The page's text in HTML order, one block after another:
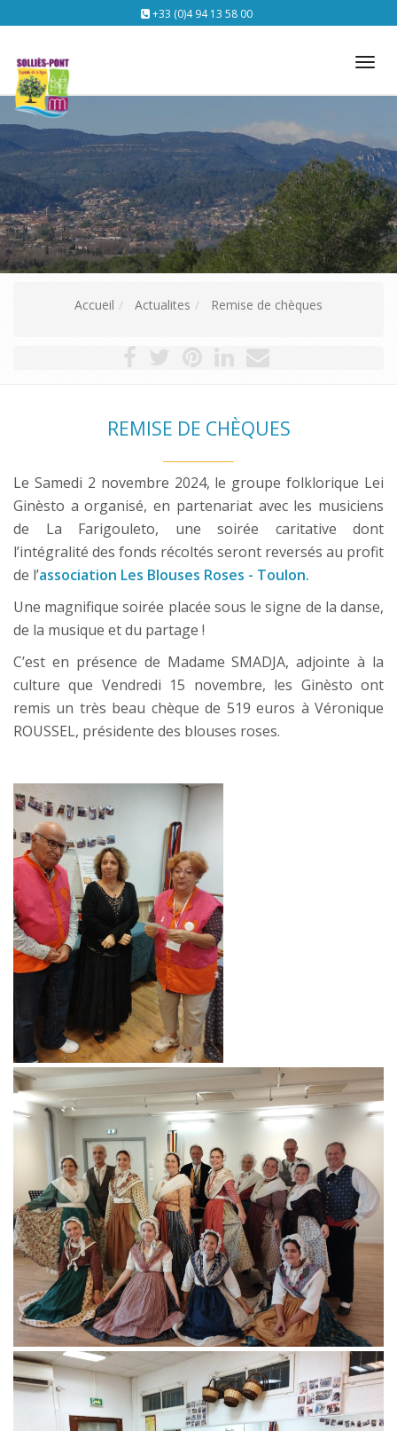
+33 (0)4 94 13 58 00
Accueil Actualites Remise de chèques
REMISE DE CHÈQUES
Le Samedi 2 novembre 2024, le groupe folklorique Lei
Ginèsto a organisé, en partenariat avec les musiciens
de La Farigouleto, une soirée caritative dont
l’intégralité des fonds récoltés seront reversés au profit
de l’association Les Blouses Roses - Toulon.
Une magnifique soirée placée sous le signe de la danse,
de la musique et du partage !
C’est en présence de Madame SMADJA, adjointe à la
culture que Vendredi 15 novembre, les Ginèsto ont
remis un très beau chèque de 519 euros à Véronique
ROUSSEL, présidente des blouses roses.